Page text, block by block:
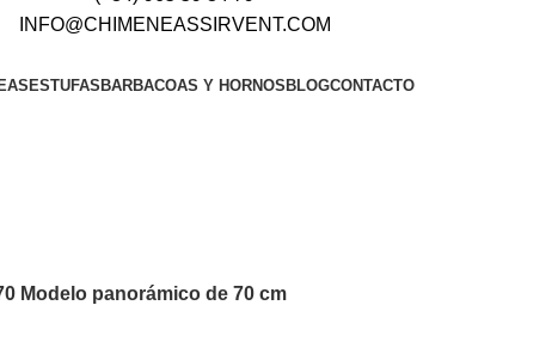
INFO@CHIMENEASSIRVENT.COM
ESTUFAS BARBACOAS Y HORNOS BLOGCONTACTO
Modelo panorámico de 70 cm